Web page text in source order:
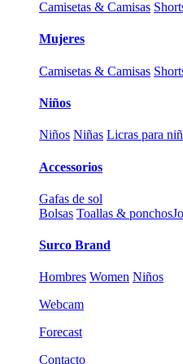
Camisetas & Camisas
Mujeres
Camisetas & Camisas
Niños
Niños Niñas Licras para
Accessorios
Gafas de sol
Bolsas Toallas & ponchos
Surco Brand
Hombres Women Niños
Webcam
Forecast
Contacto